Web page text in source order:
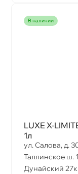
наличии
LUXE X-
1л
ул. Салова, д.
Таллинское ш.
Дунайский